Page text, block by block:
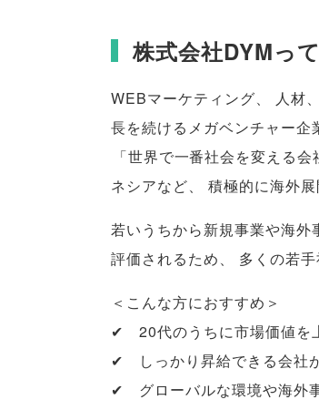
株式会社DYMっ
WEBマーケティング、 人材、
長を続けるメガベンチャー企
「世界で一番社会を変える会
ネシアなど、 積極的に海外
若いうちから新規事業や海外
評価されるため、 多くの若
＜こんな方におすすめ＞
✔ 20代のうちに市場価値を
✔ しっかり昇給できる会社
✔ グローバルな環境や海外